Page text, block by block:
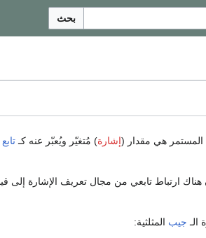
بحث
المستمر هي مقدار (إشارة) مُتغيّر ويُعبّر عنه كـ تابع
ارتباط تابعي من مجال تعريف الإشارة إلى
الـ جيب المثلثية: